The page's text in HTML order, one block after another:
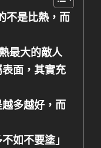
不是比熱，而
最大的敵人
面，其實充
多越好，而
如不要塗」